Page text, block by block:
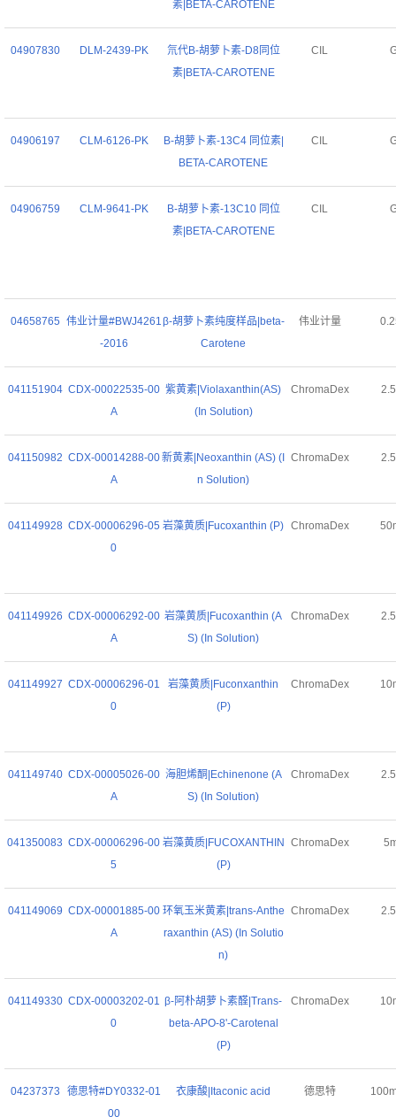
素|BETA-CAROTENE
04907830 DLM-2439-PK
氘代B-胡萝卜素-D8同位
素|BETA-CAROTENE
CIL
04906197 CLM-6126-PK
B-胡萝卜素-13C4 同位素|
BETA-CAROTENE
CIL
04906759 CLM-9641-PK
B-胡萝卜素-13C10 同位
素|BETA-CAROTENE
CIL
04658765 伟业计量#BWJ4261
-2016
β-胡萝卜素纯度样品|beta-
Carotene
伟业计量
041151904 CDX-00022535-00
A
紫黄素|Violaxanthin(AS)
(In Solution)
ChromaDex
041150982 CDX-00014288-00
A
新黄素|Neoxanthin (AS) (I
n Solution)
ChromaDex
041149928 CDX-00006296-05
0
岩藻黄质|Fucoxanthin (P) ChromaDex
041149926 CDX-00006292-00
A
岩藻黄质|Fucoxanthin (A
S) (In Solution)
ChromaDex
041149927 CDX-00006296-01
0
岩藻黄质|Fuconxanthin
(P)
ChromaDex
041149740 CDX-00005026-00
A
海胆烯酮|Echinenone (A
S) (In Solution)
ChromaDex
041350083 CDX-00006296-00
5
岩藻黄质|FUCOXANTHIN
(P)
ChromaDex
041149069 CDX-00001885-00
A
环氧玉米黄素|trans-Anthe
raxanthin (AS) (In Solutio
n)
ChromaDex
041149330 CDX-00003202-01
0
β-阿朴胡萝卜素醛|Trans-
beta-APO-8'-Carotenal
(P)
ChromaDex
04237373
德思特#DY0332-01
00
衣康酸|Itaconic acid 德思特